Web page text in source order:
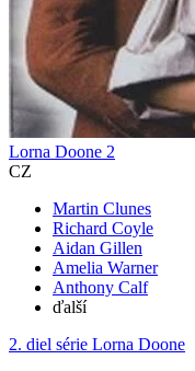
Lorna Doone 2
CZ
Martin Clunes
Richard Coyle
Aidan Gillen
Amelia Warner
Anthony Calf
ďalší
2. diel série Lorna Doone